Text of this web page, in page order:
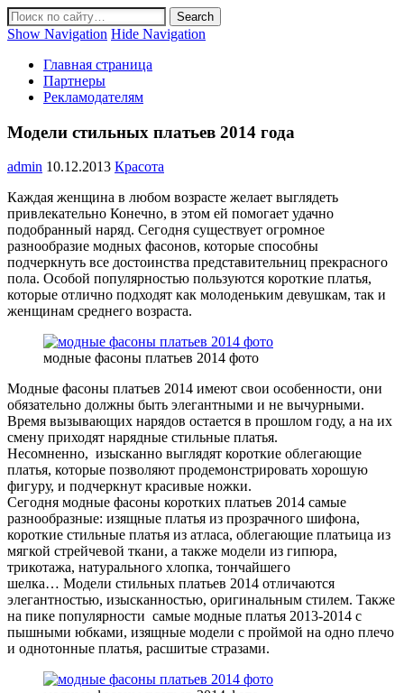
Show Navigation Hide Navigation
Главная страница
Партнеры
Рекламодателям
Модели стильных платьев 2014 года
admin 10.12.2013 Красота
Каждая женщина в любом возрасте желает выглядеть
привлекательно Конечно, в этом ей помогает удачно
подобранный наряд. Сегодня существует огромное
разнообразие модных фасонов, которые способны
подчеркнуть все достоинства представительниц прекрасного
пола. Особой популярностью пользуются короткие платья,
которые отлично подходят как молоденьким девушкам, так и
женщинам среднего возраста.
модные фасоны платьев 2014 фото
Модные фасоны платьев 2014 имеют свои особенности, они
обязательно должны быть элегантными и не вычурными.
Время вызывающих нарядов остается в прошлом году, а на их
смену приходят нарядные стильные платья.
Несомненно, изысканно выглядят короткие облегающие
платья, которые позволяют продемонстрировать хорошую
фигуру, и подчеркнут красивые ножки.
Сегодня модные фасоны коротких платьев 2014 самые
разнообразные: изящные платья из прозрачного шифона,
короткие стильные платья из атласа, облегающие платьица из
мягкой стрейчевой ткани, а также модели из гипюра,
трикотажа, натурального хлопка, тончайшего
шелка… Модели стильных платьев 2014 отличаются
элегантностью, изысканностью, оригинальным стилем. Также
на пике популярности самые модные платья 2013-2014 с
пышными юбками, изящные модели с проймой на одно плечо
и однотонные платья, расшитые стразами.